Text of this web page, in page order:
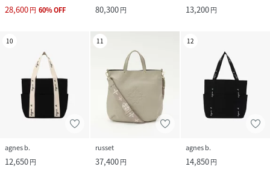
28,600円 60%OFF 80,300円 13,200円
10
agnes b.
12,650円
11
russet
37,400円
12
agnes b.
14,850円